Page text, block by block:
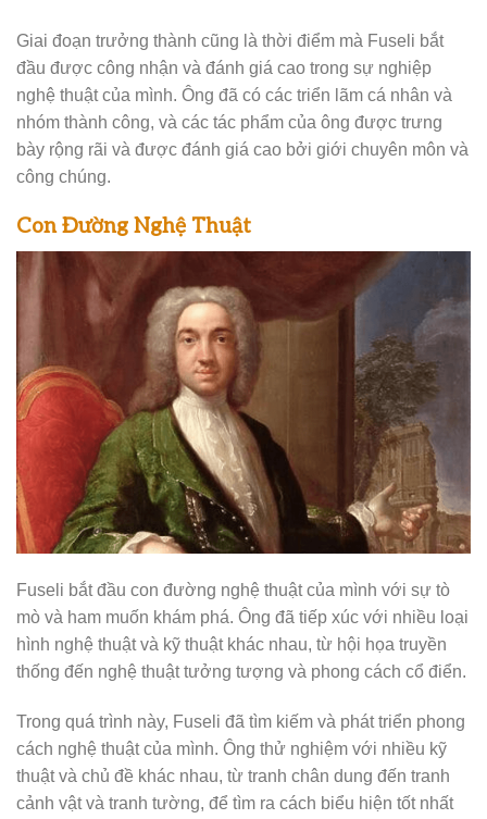
Giai đoạn trưởng thành cũng là thời điểm mà Fuseli bắt
đầu được công nhận và đánh giá cao trong sự nghiệp
nghệ thuật của mình. Ông đã có các triển lãm cá nhân và
nhóm thành công, và các tác phẩm của ông được trưng
bày rộng rãi và được đánh giá cao bởi giới chuyên môn và
công chúng.
Con Đường Nghệ Thuật
Fuseli bắt đầu con đường nghệ thuật của mình với sự tò
mò và ham muốn khám phá. Ông đã tiếp xúc với nhiều loại
hình nghệ thuật và kỹ thuật khác nhau, từ hội họa truyền
thống đến nghệ thuật tưởng tượng và phong cách cổ điển.
Trong quá trình này, Fuseli đã tìm kiếm và phát triển phong
cách nghệ thuật của mình. Ông thử nghiệm với nhiều kỹ
thuật và chủ đề khác nhau, từ tranh chân dung đến tranh
cảnh vật và tranh tường, để tìm ra cách biểu hiện tốt nhất